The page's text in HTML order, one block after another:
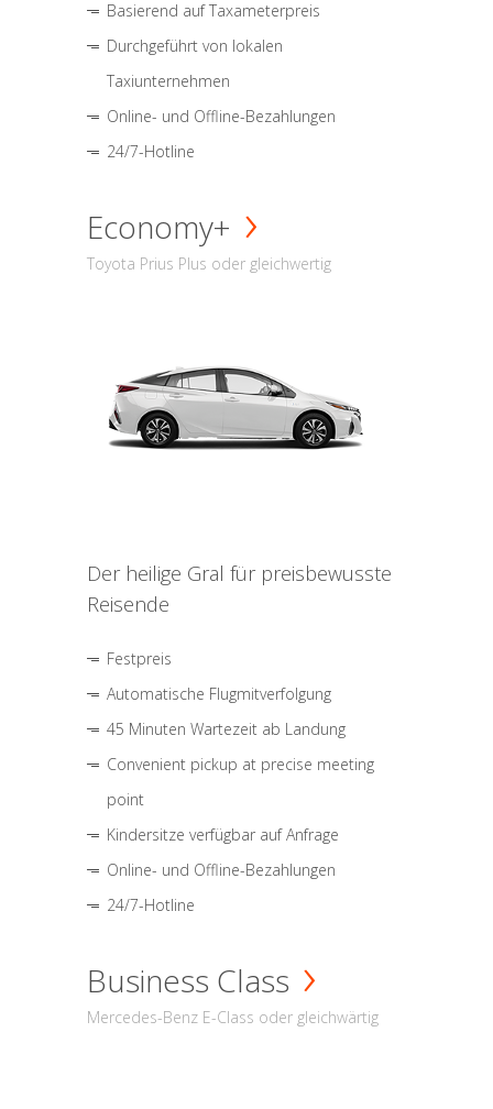
Basierend auf Taxameterpreis
Durchgeführt von lokalen
Taxiunternehmen
Online- und Offline-Bezahlungen
24/7-Hotline
Economy+
Toyota Prius Plus oder gleichwertig
Der heilige Gral für preisbewusste
Reisende
Festpreis
Automatische Flugmitverfolgung
45 Minuten Wartezeit ab Landung
Convenient pickup at precise meeting
point
Kindersitze verfügbar auf Anfrage
Online- und Offline-Bezahlungen
24/7-Hotline
Business Class
Mercedes-Benz E-Class oder gleichwärtig